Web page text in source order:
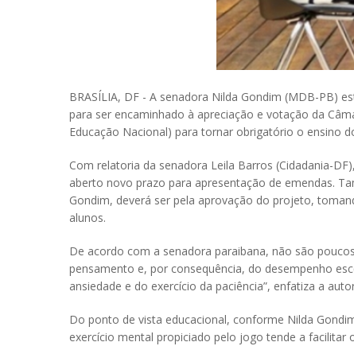
BRASÍLIA, DF - A senadora Nilda Gondim (MDB-PB)
para ser encaminhado à apreciação e votação da
Educação Nacional) para tornar obrigatório o ensino
Com relatoria da senadora Leila Barros (Cidadania-
aberto novo prazo para apresentação de emendas.
Gondim, deverá ser pela aprovação do projeto,
alunos.
De acordo com a senadora paraibana, não são
pensamento e, por consequência, do desempenho
ansiedade e do exercício da paciência”, enfatiza a
Do ponto de vista educacional, conforme Nilda
exercício mental propiciado pelo jogo tende a